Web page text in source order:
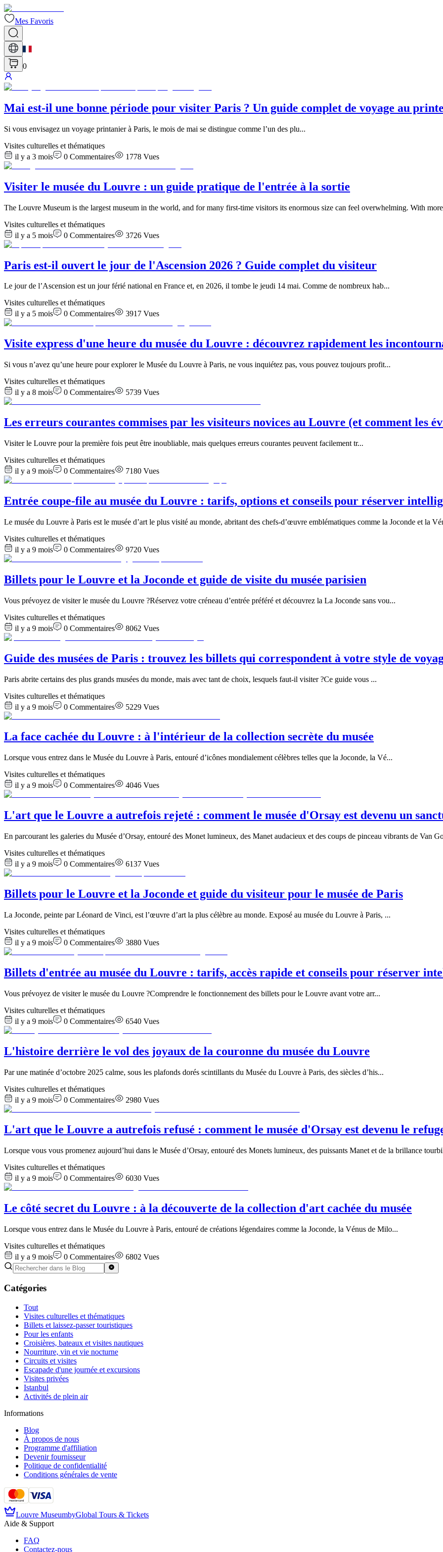
Mes Favoris
0
Mai est-il une bonne période pour visiter Paris ? Un guide complet de voyage au
Si vous envisagez un voyage printanier à Paris, le mois de mai se distingue comme l’un des plu...
Visites culturelles et thématiques
il y a 3 mois
0 Commentaires 1778 Vues
Visiter le musée du Louvre : un guide pratique de l'entrée à la sortie
The Louvre Museum is the largest museum in the world, and for many first-time visitors its enormous size can feel overwhelming. With
Visites culturelles et thématiques
il y a 5 mois
0 Commentaires 3726 Vues
Paris est-il ouvert le jour de l'Ascension 2026 ? Guide complet du visiteur
Le jour de l’Ascension est un jour férié national en France et, en 2026, il tombe le jeudi 14 mai. Comme de nombreux hab...
Visites culturelles et thématiques
il y a 5 mois
0 Commentaires 3917 Vues
Visite express d'une heure du musée du Louvre : découvrez rapidement les
Si vous n’avez qu’une heure pour explorer le Musée du Louvre à Paris, ne vous inquiétez pas, vous pouvez toujours profit...
Visites culturelles et thématiques
il y a 8 mois
0 Commentaires 5739 Vues
Les erreurs courantes commises par les visiteurs novices au Louvre (et comment les
Visiter le Louvre pour la première fois peut être inoubliable, mais quelques erreurs courantes peuvent facilement tr...
Visites culturelles et thématiques
il y a 9 mois
0 Commentaires 7180 Vues
Entrée coupe-file au musée du Louvre : tarifs, options et conseils pour réserver
Le musée du Louvre à Paris est le musée d’art le plus visité au monde, abritant des chefs-d’œuvre emblématiques comme la Joconde et la
Visites culturelles et thématiques
il y a 9 mois
0 Commentaires 9720 Vues
Billets pour le Louvre et la Joconde et guide de visite du musée parisien
Vous prévoyez de visiter le musée du Louvre ?Réservez votre créneau d’entrée préféré et découvrez la La Joconde sans vou...
Visites culturelles et thématiques
il y a 9 mois
0 Commentaires 8062 Vues
Guide des musées de Paris : trouvez les billets qui correspondent à votre style de
Paris abrite certains des plus grands musées du monde, mais avec tant de choix, lesquels faut-il visiter ?Ce guide vous ...
Visites culturelles et thématiques
il y a 9 mois
0 Commentaires 5229 Vues
La face cachée du Louvre : à l'intérieur de la collection secrète du musée
Lorsque vous entrez dans le Musée du Louvre à Paris, entouré d’icônes mondialement célèbres telles que la Joconde, la Vé...
Visites culturelles et thématiques
il y a 9 mois
0 Commentaires 4046 Vues
L'art que le Louvre a autrefois rejeté : comment le musée d'Orsay est devenu un
En parcourant les galeries du Musée d’Orsay, entouré des Monet lumineux, des Manet audacieux et des coups de pinceau vibrants de Van
Visites culturelles et thématiques
il y a 9 mois
0 Commentaires 6137 Vues
Billets pour le Louvre et la Joconde et guide du visiteur pour le musée de Paris
La Joconde, peinte par Léonard de Vinci, est l’œuvre d’art la plus célèbre au monde. Exposé au musée du Louvre à Paris, ...
Visites culturelles et thématiques
il y a 9 mois
0 Commentaires 3880 Vues
Billets d'entrée au musée du Louvre : tarifs, accès rapide et conseils pour réserver
Vous prévoyez de visiter le musée du Louvre ?Comprendre le fonctionnement des billets pour le Louvre avant votre arr...
Visites culturelles et thématiques
il y a 9 mois
0 Commentaires 6540 Vues
L'histoire derrière le vol des joyaux de la couronne du musée du Louvre
Par une matinée d’octobre 2025 calme, sous les plafonds dorés scintillants du Musée du Louvre à Paris, des siècles d’his...
Visites culturelles et thématiques
il y a 9 mois
0 Commentaires 2980 Vues
L'art que le Louvre a autrefois refusé : comment le musée d'Orsay est devenu le
Lorsque vous vous promenez aujourd’hui dans le Musée d’Orsay, entouré des Monets lumineux, des puissants Manet et de la brillance
Visites culturelles et thématiques
il y a 9 mois
0 Commentaires 6030 Vues
Le côté secret du Louvre : à la découverte de la collection d'art cachée du musée
Lorsque vous entrez dans le Musée du Louvre à Paris, entouré de créations légendaires comme la Joconde, la Vénus de Milo...
Visites culturelles et thématiques
il y a 9 mois
0 Commentaires 6802 Vues
Catégories
Tout
Visites culturelles et thématiques
Billets et laissez-passer touristiques
Pour les enfants
Croisières, bateaux et visites nautiques
Nourriture, vin et vie nocturne
Circuits et visites
Escapade d'une journée et excursions
Visites privées
Istanbul
Activités de plein air
Informations
Blog
À propos de nous
Programme d'affiliation
Devenir fournisseur
Politique de confidentialité
Conditions générales de vente
Louvre MuseumbyGlobal Tours & Tickets
Aide & Support
FAQ
Contactez-nous